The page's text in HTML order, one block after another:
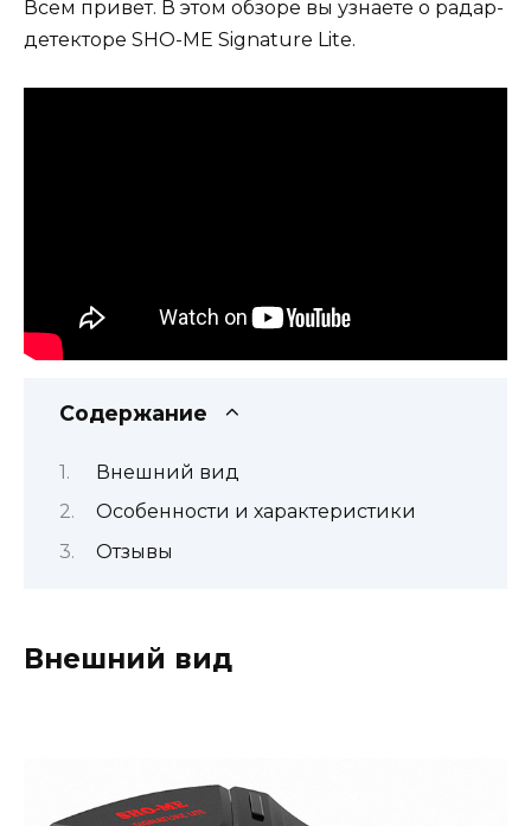
Всем привет. В этом обзоре вы узнаете о радар-
детекторе SHO-ME Signature Lite.
Содержание
Внешний вид
Особенности и характеристики
Отзывы
Внешний вид